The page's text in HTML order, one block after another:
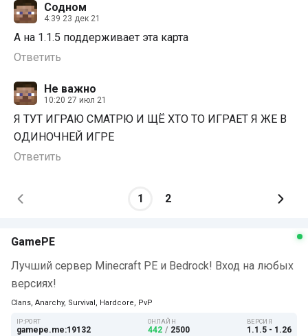
Содном
4:39 23 дек 21
А на 1.1.5 поддерживает эта карта
Ответить
Не важно
10:20 27 июл 21
Я ТУТ ИГРАЮ СМАТРЮ И ЩЁ ХТО ТО ИГРАЕТ Я ЖЕ В
ОДИНОЧНЕЙ ИГРЕ
Ответить
1 2
GamePE
Лучший сервер Minecraft PE и Bedrock! Вход на любых
версиях!
Clans, Anarchy, Survival, Hardcore, PvP
IP:PORT
gamepe.me:19132
ОНЛАЙН
442 / 2500
ВЕРСИЯ
1.1.5 - 1.26